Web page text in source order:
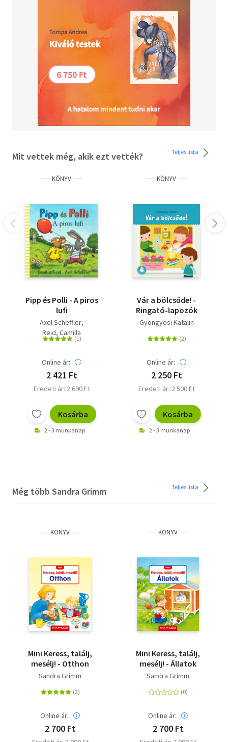
Mit vettek még, akik ezt vették? Teljes lista
KÖNYV
Pipp és Polli - A piros
lufi
Axel Scheffler
Reid, Camilla
Online ár:
2 421 Ft
Eredeti ár: 2 690 Ft
Kosárba
2 - 3 munkanap
KÖNYV
Vár a bölcsőde! -
Ringató-lapozók
Gyöngyösi Katalin
Online ár:
2 250 Ft
Eredeti ár: 2 500 Ft
Kosárba
2 - 3 munkanap
Még több Sandra Grimm Teljes lista
KÖNYV
Mini Keress, találj,
mesélj! - Otthon
Sandra Grimm
Online ár:
2 700 Ft
KÖNYV
Mini Keress, találj,
mesélj! - Állatok
Sandra Grimm
Online ár:
2 700 Ft